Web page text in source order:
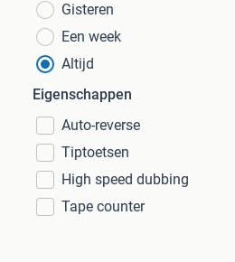
Gisteren
Een week
Altijd
Eigenschappen
Auto-reverse
Tiptoetsen
High speed dubbing
Tape counter